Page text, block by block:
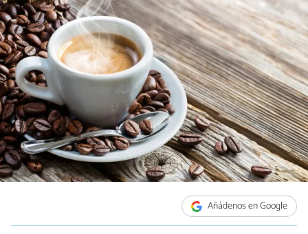
Añádenos en Google